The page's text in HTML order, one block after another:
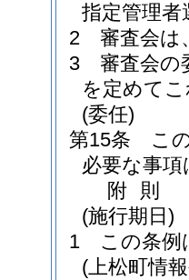
指定管理者
2
審査会は
3
審査会の
を定めて
(委任)
第15条
こ
必要な事
附 則
(施行期日)
1
この条例
(上松町情